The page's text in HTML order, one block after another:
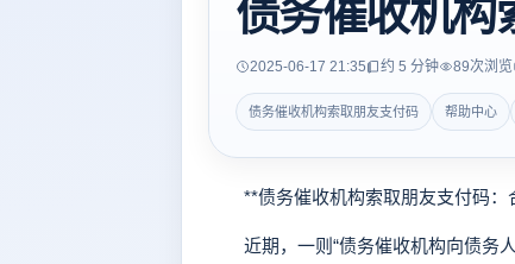
债务催收机构
2025-06-17 21:35 约 5 分钟 89次浏览
债务催收机构索取朋友支付码 帮助中心
**债务催收机构索取朋友支付码：
近期，一则“债务催收机构向债务人